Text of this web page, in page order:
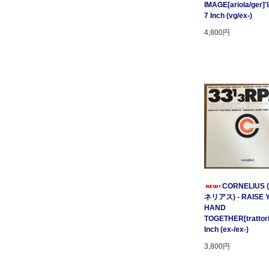
IMAGE[ariola/
7 Inch (vg/ex-)
4,800円
CORNELIUS
ネリアス) - RAISE
HAND
Inch (ex-/ex-)
3,800円